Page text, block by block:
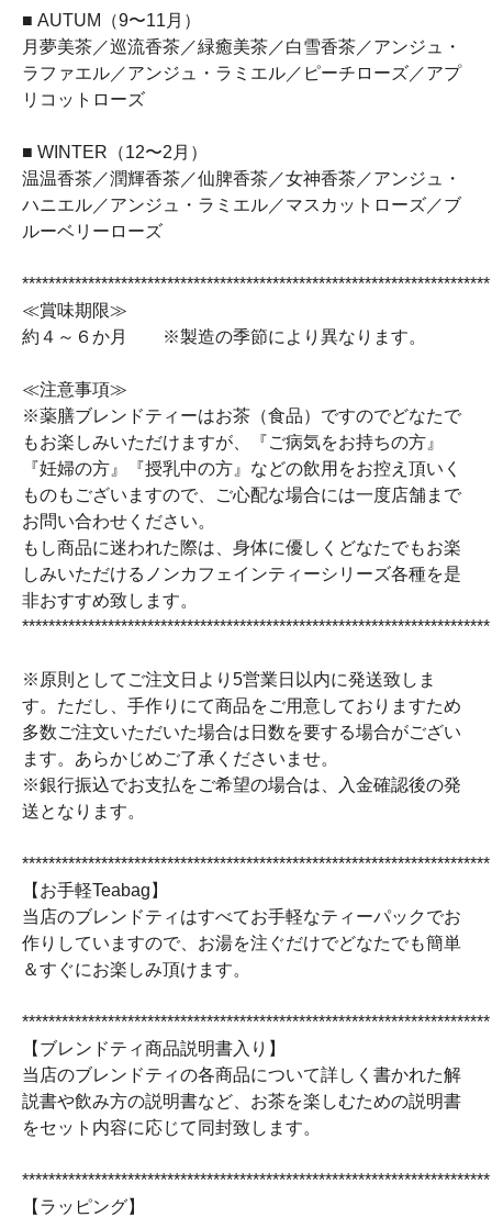
■ AUTUM（9〜11月）
月夢美茶／巡流香茶／緑癒美茶／白雪香茶／アンジュ・
ラファエル／アンジュ・ラミエル／ピーチローズ／アプ
リコットローズ
■ WINTER（12〜2月）
温温香茶／潤輝香茶／仙脾香茶／女神香茶／アンジュ・
ハニエル／アンジュ・ラミエル／マスカットローズ／ブ
ルーベリーローズ
***********************************************************************
≪賞味期限≫
約４～６か月 ※製造の季節により異なります。
≪注意事項≫
※薬膳ブレンドティーはお茶（食品）ですのでどなたで
もお楽しみいただけますが、『ご病気をお持ちの方』
『妊婦の方』『授乳中の方』などの飲用をお控え頂いく
ものもございますので、ご心配な場合には一度店舗まで
お問い合わせください。
もし商品に迷われた際は、身体に優しくどなたでもお楽
しみいただけるノンカフェインティーシリーズ各種を是
非おすすめ致します。
***********************************************************************
※原則としてご注文日より5営業日以内に発送致しま
す。ただし、手作りにて商品をご用意しておりますため
多数ご注文いただいた場合は日数を要する場合がござい
ます。あらかじめご了承くださいませ。
※銀行振込でお支払をご希望の場合は、入金確認後の発
送となります。
***********************************************************************
【お手軽Teabag】
当店のブレンドティはすべてお手軽なティーパックでお
作りしていますので、お湯を注ぐだけでどなたでも簡単
＆すぐにお楽しみ頂けます。
***********************************************************************
【ブレンドティ商品説明書入り】
当店のブレンドティの各商品について詳しく書かれた解
説書や飲み方の説明書など、お茶を楽しむための説明書
をセット内容に応じて同封致します。
***********************************************************************
【ラッピング】